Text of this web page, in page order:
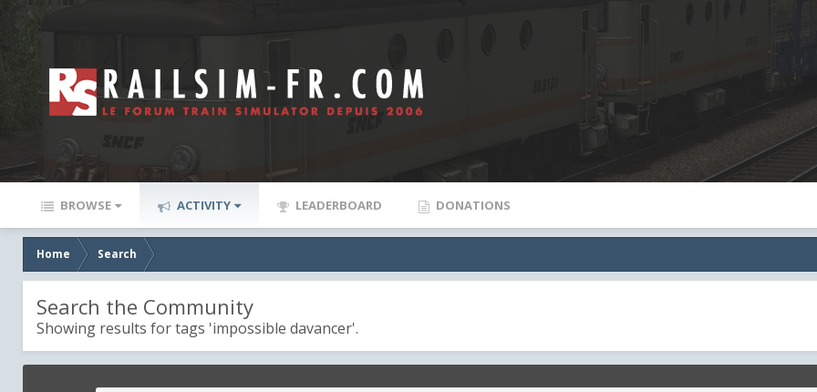
BROWSE ACTIVITY LEADERBOARD DONATIONS
Home Search
Search the Community
Showing results for tags 'impossible davancer'.